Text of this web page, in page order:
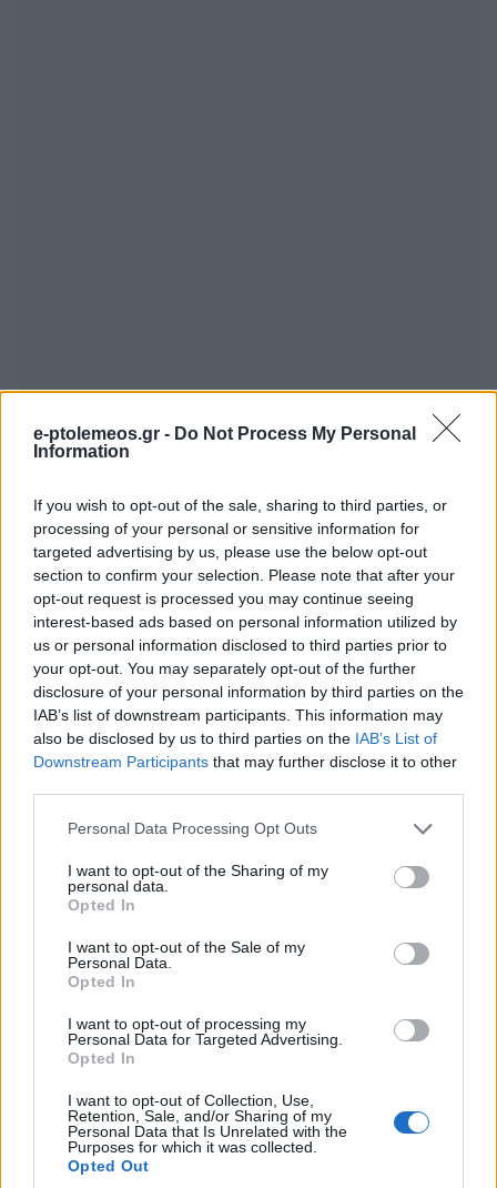
e-ptolemeos.gr - Do Not Process My Personal
Information
If you wish to opt-out of the sale, sharing to third parties, or
processing of your personal or sensitive information for
targeted advertising by us, please use the below opt-out
section to confirm your selection. Please note that after your
opt-out request is processed you may continue seeing
interest-based ads based on personal information utilized by
us or personal information disclosed to third parties prior to
your opt-out. You may separately opt-out of the further
disclosure of your personal information by third parties on the
IAB’s list of downstream participants. This information may
also be disclosed by us to third parties on the IAB’s List of
Downstream Participants that may further disclose it to other
Please note that this website/app uses one or more Google
not limited to your visit or usage behaviour. You may click to
grant or deny consent to Google and its third-party tags to
use your data for below specified purposes in below Google
consent section.
Personal Data Processing Opt Outs
I want to opt-out of the Sharing of my
personal data.
Opted In
I want to opt-out of the Sale of my
Personal Data.
Opted In
I want to opt-out of processing my
Personal Data for Targeted Advertising.
Opted In
I want to opt-out of Collection, Use,
Retention, Sale, and/or Sharing of my
Personal Data that Is Unrelated with the
Purposes for which it was collected.
Opted Out
Ο δικαστικός λειτουργός, ολοκληρώνοντας τις
αγορές του σε σούπερ μάρκετ, προσπάθησε να
παρακάμψει την ουρά για το ταμείο,
φωνάζοντας ότι είχε κορονοϊό και στη συνέχεια
επιβιβάστηκε σε αυτοκίνητο χωρίς πινακίδες
κυκλοφορίας (τις είχε εντός αυτοκινήτου).
υπαλλήλους του σούπερ μαρκετ να καλέσουν
την Αστυνομία. Κατά τον έλεγχο των στοιχείων,
ο Εφέτης αρνήθηκε να δώσει τα στοιχεία που
του αυτοκινήτου έδωσε στους αστυνομικούς
παλιά άδεια οδήγησης μοτοποδηλάτου.
Η συμπεριφορά του έγινε απαράδεκτη
τι έκανε στο σημείο, ο δικαστής άρχισε να
χυδαιολογεί και να τους βρίζει. «Κάθομαι εδώ
και ξύνω τα α@@@@@ μου και ελάτε και εσείς